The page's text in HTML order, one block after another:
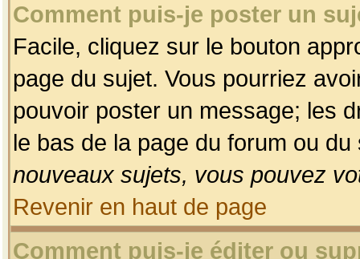
Comment puis-je poster un
Facile, cliquez sur le bouton
page du sujet. Vous pourriez
pouvoir poster un message; les
le bas de la page du forum ou
nouveaux sujets, vous pouvez
Revenir en haut de page
Comment puis-je éditer ou